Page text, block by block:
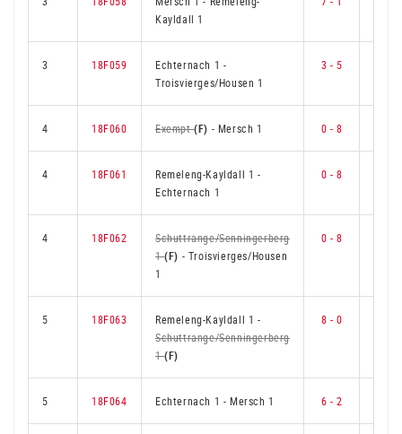
Kayldall 1
3 18F059 Echternach 1 -
Troisvierges/Housen 1
3 - 5
4 18F060 Exempt(F) - Mersch 1 0 - 8
4 18F061 Remeleng-Kayldall 1 -
Echternach 1
0 - 8
4 18F062
Schuttrange/Senningerberg
1(F) - Troisvierges/Housen
1
0 - 8
5 18F063 Remeleng-Kayldall 1 -
Schuttrange/Senningerberg
1(F)
8 - 0
5 18F064 Echternach 1 - Mersch 1 6 - 2